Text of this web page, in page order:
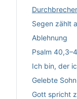
Durchbrecher
Segen zählt
Ablehnung
Psalm
Ich bin, der
Gelebte
Gott spricht